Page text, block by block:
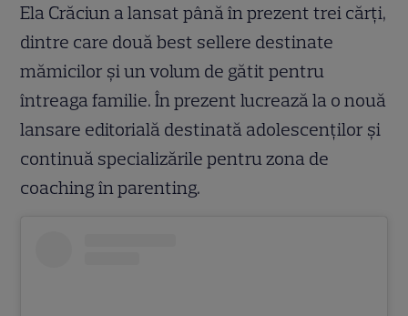
Ela Crăciun a lansat până în prezent trei cărți,
dintre care două best sellere destinate
mămicilor și un volum de gătit pentru
întreaga familie. În prezent lucrează la o nouă
lansare editorială destinată adolescenților și
continuă specializările pentru zona de
coaching în parenting.